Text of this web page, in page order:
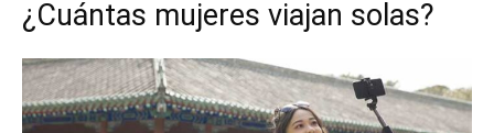
¿Cuántas mujeres viajan solas?